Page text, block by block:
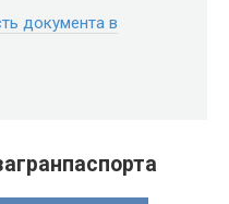
документа в